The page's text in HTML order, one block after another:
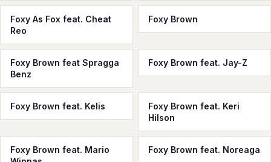
Foxy As Fox feat. Cheat
Reo
Foxy Brown
Foxy Brown feat Spragga
Benz
Foxy Brown feat. Jay-Z
Foxy Brown feat. Kelis
Foxy Brown feat. Keri
Hilson
Foxy Brown feat. Mario
Foxy Brown feat. Noreaga